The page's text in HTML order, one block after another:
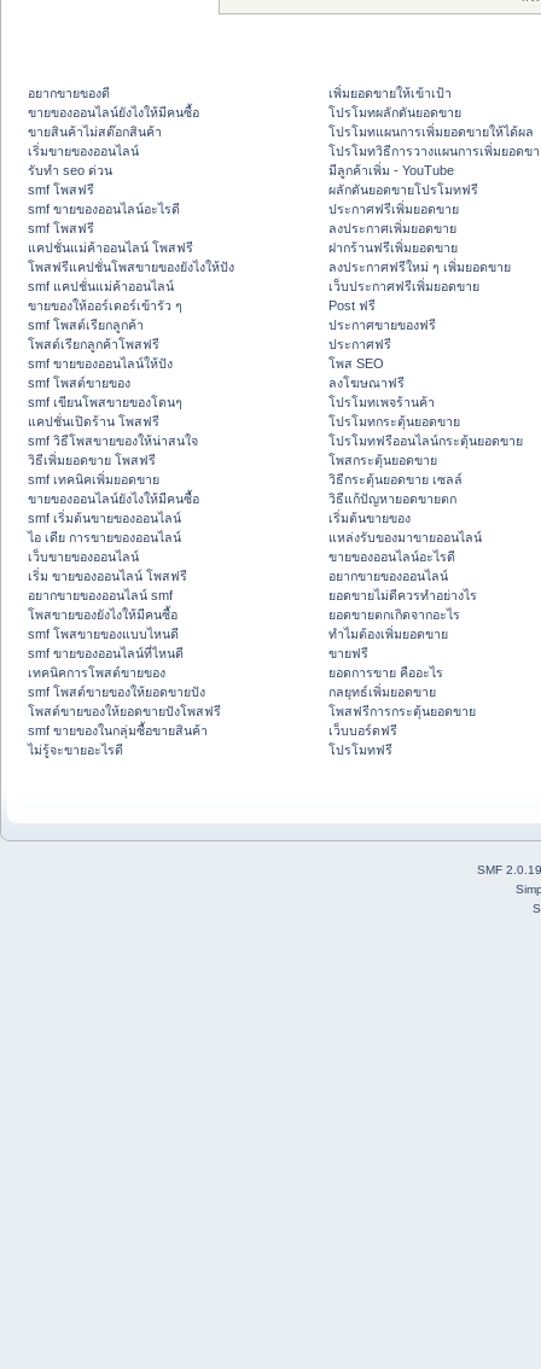
อยากขายของดี
ขายของออนไลน์ยังไงให้มีคนซื้อ
ขายสินค้าไม่สต๊อกสินค้า
เริ่มขายของออนไลน์
รับทำ seo ด่วน
smf โพสฟรี
smf ขายของออนไลน์อะไรดี
smf โพสฟรี
แคปชั่นแม่ค้าออนไลน์ โพสฟรี
โพสฟรีแคปชั่นโพสขายของยังไงให้ปัง
smf แคปชั่นแม่ค้าออนไลน์
ขายของให้ออร์เดอร์เข้ารัว ๆ
smf โพสต์เรียกลูกค้า
โพสต์เรียกลูกค้าโพสฟรี
smf ขายของออนไลน์ให้ปัง
smf โพสต์ขายของ
smf เขียนโพสขายของโดนๆ
แคปชั่นเปิดร้าน โพสฟรี
smf วิธีโพสขายของให้น่าสนใจ
วิธีเพิ่มยอดขาย โพสฟรี
smf เทคนิคเพิ่มยอดขาย
ขายของออนไลน์ยังไงให้มีคนซื้อ
smf เริ่มต้นขายของออนไลน์
ไอ เดีย การขายของออนไลน์
เว็บขายของออนไลน์
เริ่ม ขายของออนไลน์ โพสฟรี
อยากขายของออนไลน์ smf
โพสขายของยังไงให้มีคนซื้อ
smf โพสขายของแบบไหนดี
smf ขายของออนไลน์ที่ไหนดี
เทคนิคการโพสต์ขายของ
smf โพสต์ขายของให้ยอดขายปัง
โพสต์ขายของให้ยอดขายปังโพสฟรี
smf ขายของในกลุ่มซื้อขายสินค้า
ไม่รู้จะขายอะไรดี
เพิ่มยอดขายให้เข้าเป้า
โปรโมทผลักดันยอดขาย
โปรโมทแผนการเพิ่มยอดขายให้ได้ผล
โปรโมทวิธีการวางแผนการเพิ่มยอดข
มีลูกค้าเพิ่ม - YouTube
ผลักดันยอดขายโปรโมทฟรี
ประกาศฟรีเพิ่มยอดขาย
ลงประกาศเพิ่มยอดขาย
ฝากร้านฟรีเพิ่มยอดขาย
ลงประกาศฟรีใหม่ ๆ เพิ่มยอดขาย
เว็บประกาศฟรีเพิ่มยอดขาย
Post ฟรี
ประกาศขายของฟรี
ประกาศฟรี
โพส SEO
ลงโฆษณาฟรี
โปรโมทเพจร้านค้า
โปรโมทกระตุ้นยอดขาย
โปรโมทฟรีออนไลน์กระตุ้นยอดขาย
โพสกระตุ้นยอดขาย
วิธีกระตุ้นยอดขาย เซลล์
วิธีแก้ปัญหายอดขายตก
เริ่มต้นขายของ
แหล่งรับของมาขายออนไลน์
ขายของออนไลน์อะไรดี
อยากขายของออนไลน์
ยอดขายไม่ดีควรทำอย่างไร
ยอดขายตกเกิดจากอะไร
ทำไมต้องเพิ่มยอดขาย
ขายฟรี
ยอดการขาย คืออะไร
กลยุทธ์เพิ่มยอดขาย
โพสฟรีการกระตุ้นยอดขาย
เว็บบอร์ดฟรี
โปรโมทฟรี
SMF 2.0.19